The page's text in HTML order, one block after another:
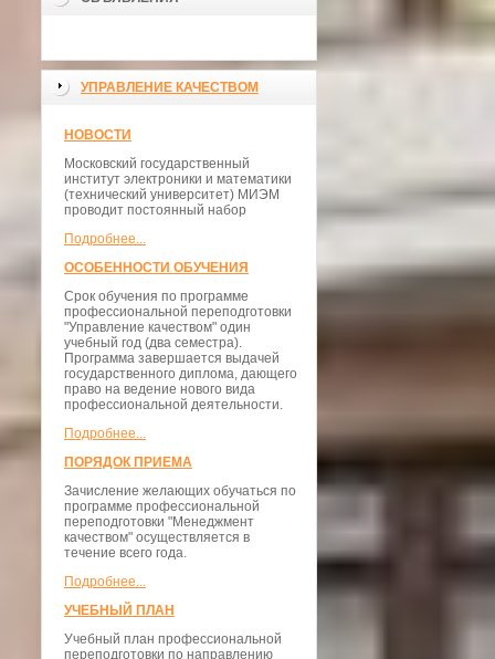
УПРАВЛЕНИЕ КАЧЕСТВОМ
НОВОСТИ
Московский государственный
институт электроники и математики
(технический университет) МИЭМ
проводит постоянный набор
Подробнее...
ОСОБЕННОСТИ ОБУЧЕНИЯ
Срок обучения по программе
профессиональной переподготовки
"Управление качеством" один
учебный год (два семестра).
Программа завершается выдачей
государственного диплома, дающего
право на ведение нового вида
профессиональной деятельности.
Подробнее...
ПОРЯДОК ПРИЕМА
Зачисление желающих обучаться по
программе профессиональной
переподготовки "Менеджмент
качеством" осуществляется в
течение всего года.
Подробнее...
УЧЕБНЫЙ ПЛАН
Учебный план профессиональной
переподготовки по направлению